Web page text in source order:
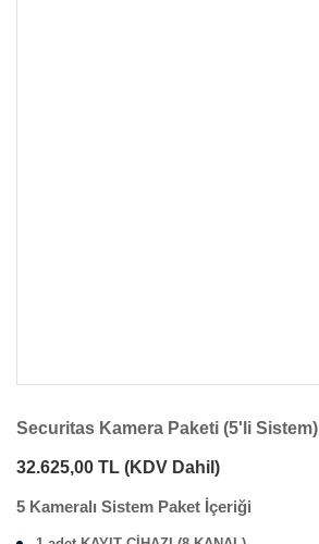
Securitas Kamera Paketi (5'li Sistem)
32.625,00 TL (KDV Dahil)
5 Kameralı Sistem Paket İçeriği